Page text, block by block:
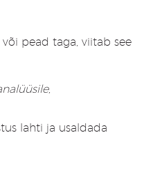
pead taga, viitab see
lahti ja usaldada